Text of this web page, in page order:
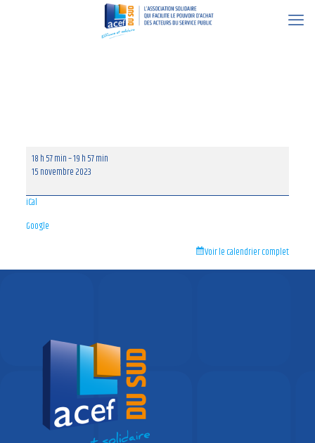
Permanence
Ecole
Nationale
de
Police
Nîmes
ACEF
Fonction
18 h 57 min–19 h 57 min
15 novembre 2023
iCal
Google
Voir le calendrier complet